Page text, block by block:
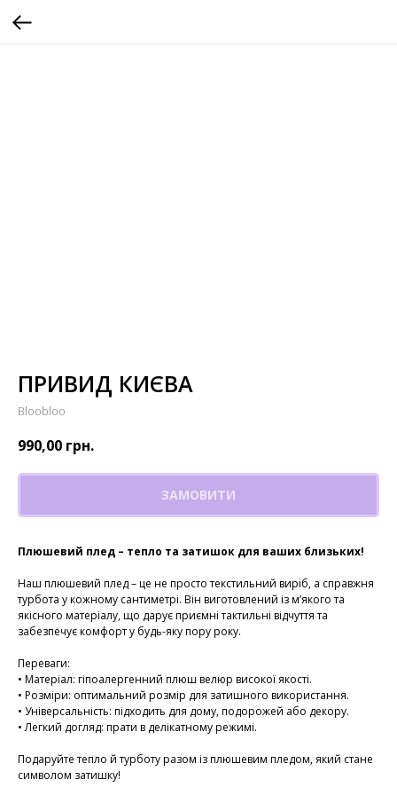
ПРИВИД КИЄВА
Bloobloo
990,00 грн.
ЗАМОВИТИ
Плюшевий плед – тепло та затишок для ваших близьких!
Наш плюшевий плед – це не просто текстильний виріб, а справжня
турбота у кожному сантиметрі. Він виготовлений із м’якого та
якісного матеріалу, що дарує приємні тактильні відчуття та
забезпечує комфорт у будь-яку пору року.
Переваги:
• Матеріал: гіпоалергенний плюш велюр високої якості.
• Розміри: оптимальний розмір для затишного використання.
• Універсальність: підходить для дому, подорожей або декору.
• Легкий догляд: прати в делікатному режимі.
Подаруйте тепло й турботу разом із плюшевим пледом, який стане
символом затишку!